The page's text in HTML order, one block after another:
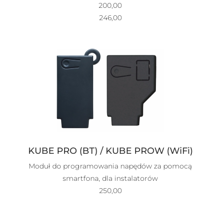
200,00
246,00
KUBE PRO (BT) / KUBE PROW (WiFi)
Moduł do programowania napędów za pomocą
smartfona, dla instalatorów
250,00